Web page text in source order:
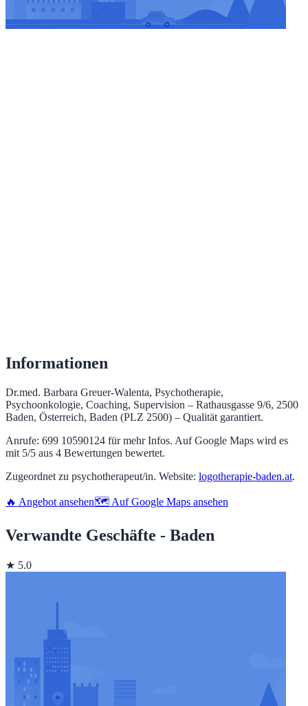
Informationen
Dr.med. Barbara Greuer-Walenta, Psychotherapie,
Psychoonkologie, Coaching, Supervision – Rathausgasse 9/6, 2500
Baden, Österreich, Baden (PLZ 2500) – Qualität garantiert.
Anrufe: 699 10590124 für mehr Infos. Auf Google Maps wird es
mit 5/5 aus 4 Bewertungen bewertet.
Zugeordnet zu psychotherapeut/in. Website: logotherapie-baden.at.
🔥 Angebot ansehen🗺️ Auf Google Maps ansehen
Verwandte Geschäfte - Baden
★ 5.0